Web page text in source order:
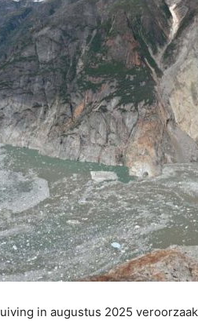
in augustus 2025